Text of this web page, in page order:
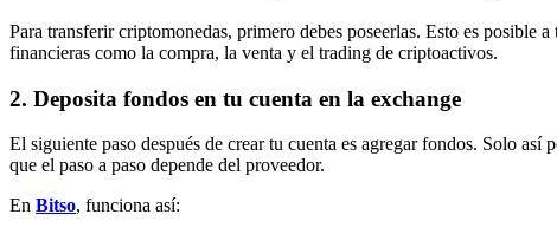
Para transferir criptomonedas, primero debes poseerlas. Esto es posible
financieras como la compra, la venta y el trading de criptoactivos.
2. Deposita fondos en tu cuenta en la exchange
El siguiente paso después de crear tu cuenta es agregar fondos. Solo
que el paso a paso depende del proveedor.
En Bitso, funciona así: